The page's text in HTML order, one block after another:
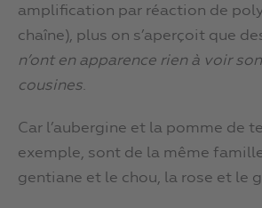
amplification par réaction de
chaîne), plus on s’aperçoit que
n’ont en apparence rien à voir
cousines.
Car l’aubergine et la pomme de
exemple, sont de la même
gentiane et le chou, la rose et le